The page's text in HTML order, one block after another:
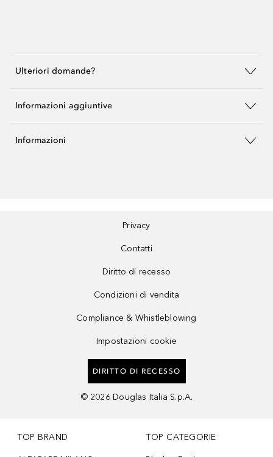
Ulteriori domande?
Informazioni aggiuntive
Informazioni
Privacy
Contatti
Diritto di recesso
Condizioni di vendita
Compliance & Whistleblowing
Impostazioni cookie
DIRITTO DI RECESSO
© 2026 Douglas Italia S.p.A.
TOP BRAND TOP CATEGORIE